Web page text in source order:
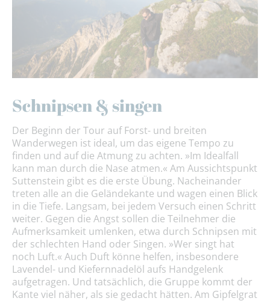
Schnipsen & singen
Der Beginn der Tour auf Forst- und breiten
Wanderwegen ist ideal, um das eigene Tempo zu
finden und auf die Atmung zu achten. »Im Idealfall
kann man durch die Nase atmen.« Am Aussichtspunkt
Suttenstein gibt es die erste Übung. Nacheinander
treten alle an die Geländekante und wagen einen Blick
in die Tiefe. Langsam, bei jedem Versuch einen Schritt
weiter. Gegen die Angst sollen die Teilnehmer die
Aufmerksamkeit umlenken, etwa durch Schnipsen mit
der schlechten Hand oder Singen. »Wer singt hat
noch Luft.« Auch Duft könne helfen, insbesondere
Lavendel- und Kiefernnadelöl aufs Handgelenk
aufgetragen. Und tatsächlich, die Gruppe kommt der
Kante viel näher, als sie gedacht hätten. Am Gipfelgrat